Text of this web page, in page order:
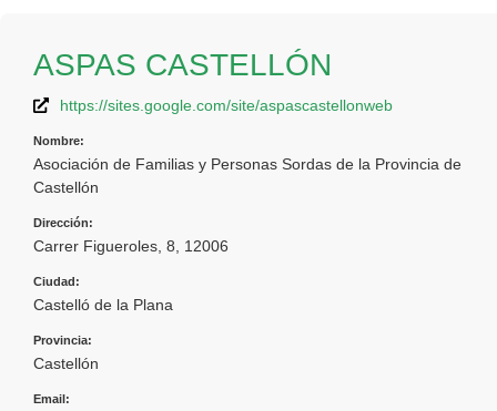
ASPAS CASTELLÓN
https://sites.google.com/site/aspascastellonweb
Nombre:
Asociación de Familias y Personas Sordas de la Provincia de
Castellón
Dirección:
Carrer Figueroles, 8, 12006
Ciudad:
Castelló de la Plana
Provincia:
Castellón
Email: